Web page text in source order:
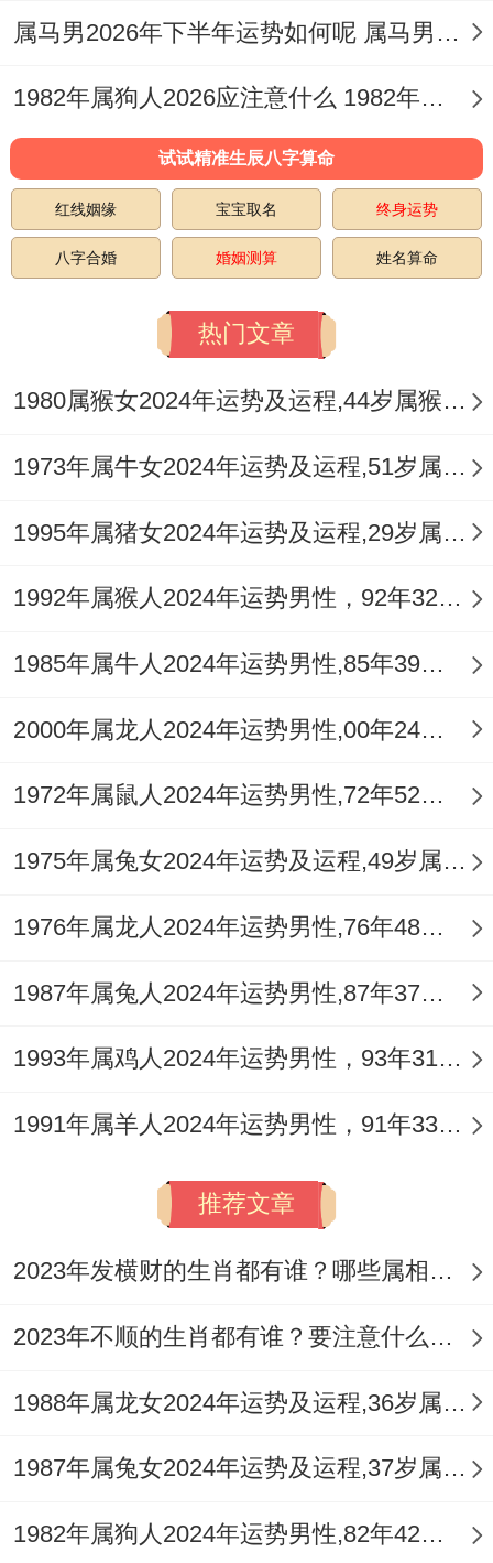
心矛盾与两人关系的智慧，它能帮助佩戴者
畅地表达爱与责任。
春季感情运势：萌芽与审视之季
进入寅月与卯月春天的气息唤醒万物。但对
于蛇男的感情世界，这更像是一个缓慢苏醒
定，你的心思可能更多放在事业规划或家庭
伴侣可能会觉得你有些疏离或心不在焉。这
并非情感褪色，而是受到流年星象作用，你
散，此时的感情状态，如同初春的溪流，表
面仍有薄冰，深处却已开始流动。
感互动的频率会增加，但值得注意的是这个
阶段的交流容易围绕实际焦点展开，例如家
共同生活中必要的部分，但若缺乏温情点
缀，会让关系显得干涩。
即双方都在履行角色，却忽略了作为伴侣的
情感慰藉功能，这是春季埋下的一个微妙伏
后续季节演变成隔阂。
单身蛇男在春季的桃花运势较为平淡。你可
能会通过工作关系或长辈介绍认识部分新朋
友，但第一印象多停留在「感觉对方人不
火石般的心动感，这并非坏事，它迫使你用
一种更成熟、更全面的眼光去审视潜在伴
你的谨慎性格在此刻发挥积极作用。能帮你
属马男2026年下半年运势如何呢 属马男人2026年下半年运势及运程
1982年属狗人2026应注意什么 1982年属狗人什么性格
试试精准生辰八字算命
红线姻缘 宝宝取名 终身运势
八字合婚 婚姻测算 姓名算命
热门文章
1980属猴女2024年运势及运程,44岁属猴人2024全年每月运势女性如何
1973年属牛女2024年运势及运程,51岁属牛人2024全年每月运势女性如何
1995年属猪女2024年运势及运程,29岁属猪人2024全年每月运势女性如何
1992年属猴人2024年运势男性，92年32岁属猴男2024年每月运程怎么样
1985年属牛人2024年运势男性,85年39岁属牛男2024年每月运程怎么样
2000年属龙人2024年运势男性,00年24岁属龙男2024年每月运程怎么样
1972年属鼠人2024年运势男性,72年52岁属鼠男2024年每月运程怎么样
1975年属兔女2024年运势及运程,49岁属兔人2024全年每月运势女性如何
1976年属龙人2024年运势男性,76年48岁属龙男2024年每月运程怎么样
1987年属兔人2024年运势男性,87年37岁属兔男2024年每月运程怎么样
1993年属鸡人2024年运势男性，93年31岁属鸡男2024年每月运程怎么样
1991年属羊人2024年运势男性，91年33岁属羊男2024年每月运程怎么样
推荐文章
2023年发横财的生肖都有谁？哪些属相财运旺盛？
2023年不顺的生肖都有谁？要注意什么呢？
1988年属龙女2024年运势及运程,36岁属龙人2024全年每月运势女性如何
1987年属兔女2024年运势及运程,37岁属兔人2024全年每月运势女性如何
1982年属狗人2024年运势男性,82年42岁属狗男2024年每月运程怎么样